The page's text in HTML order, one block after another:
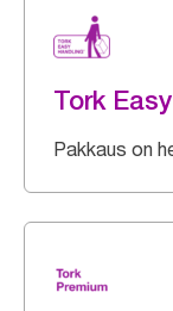
Tork
Pakkaus on